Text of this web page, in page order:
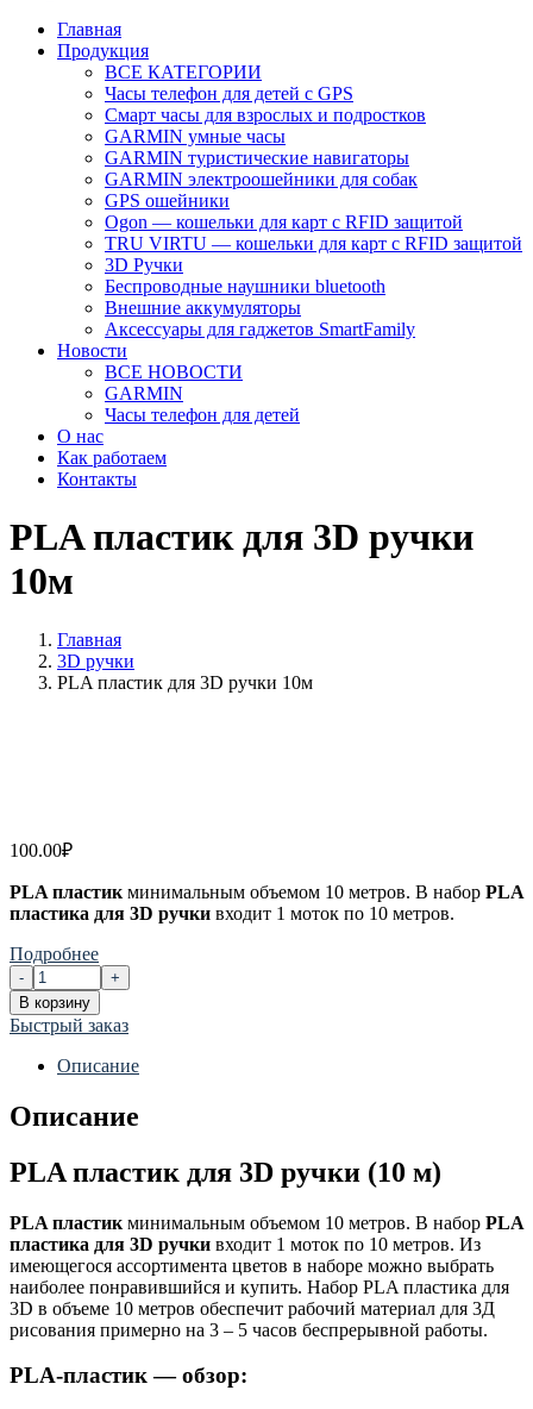
Главная
Продукция
ВСЕ КАТЕГОРИИ
Часы телефон для детей с GPS
Смарт часы для взрослых и подростков
GARMIN умные часы
GARMIN туристические навигаторы
GARMIN электроошейники для собак
GPS ошейники
Ogon — кошельки для карт с RFID защитой
TRU VIRTU — кошельки для карт с RFID защитой
3D Ручки
Беспроводные наушники bluetooth
Внешние аккумуляторы
Аксессуары для гаджетов SmartFamily
Новости
ВСЕ НОВОСТИ
GARMIN
Часы телефон для детей
О нас
Как работаем
Контакты
PLA пластик для 3D ручки
10м
Главная
3D ручки
PLA пластик для 3D ручки 10м
100.00₽
PLA пластик минимальным объемом 10 метров. В набор PLA
пластика для 3D ручки входит 1 моток по 10 метров.
Подробнее
В корзину
Быстрый заказ
Описание
Описание
PLA пластик для 3D ручки (10 м)
PLA пластик минимальным объемом 10 метров. В набор PLA
пластика для 3D ручки входит 1 моток по 10 метров. Из
имеющегося ассортимента цветов в наборе можно выбрать
наиболее понравившийся и купить. Набор PLA пластика для
3D в объеме 10 метров обеспечит рабочий материал для 3Д
рисования примерно на 3 – 5 часов беспрерывной работы.
PLA-пластик — обзор: